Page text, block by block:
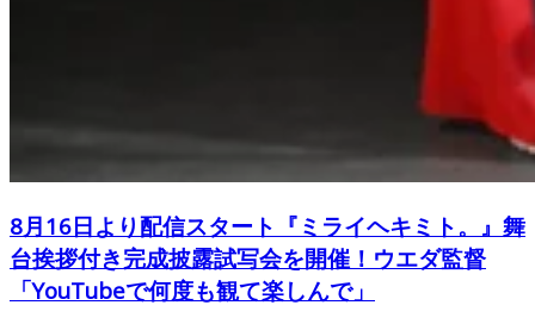
8月16日より配信スタート『ミライヘキミト。』舞
台挨拶付き完成披露試写会を開催！ウエダ監督
「YouTubeで何度も観て楽しんで」